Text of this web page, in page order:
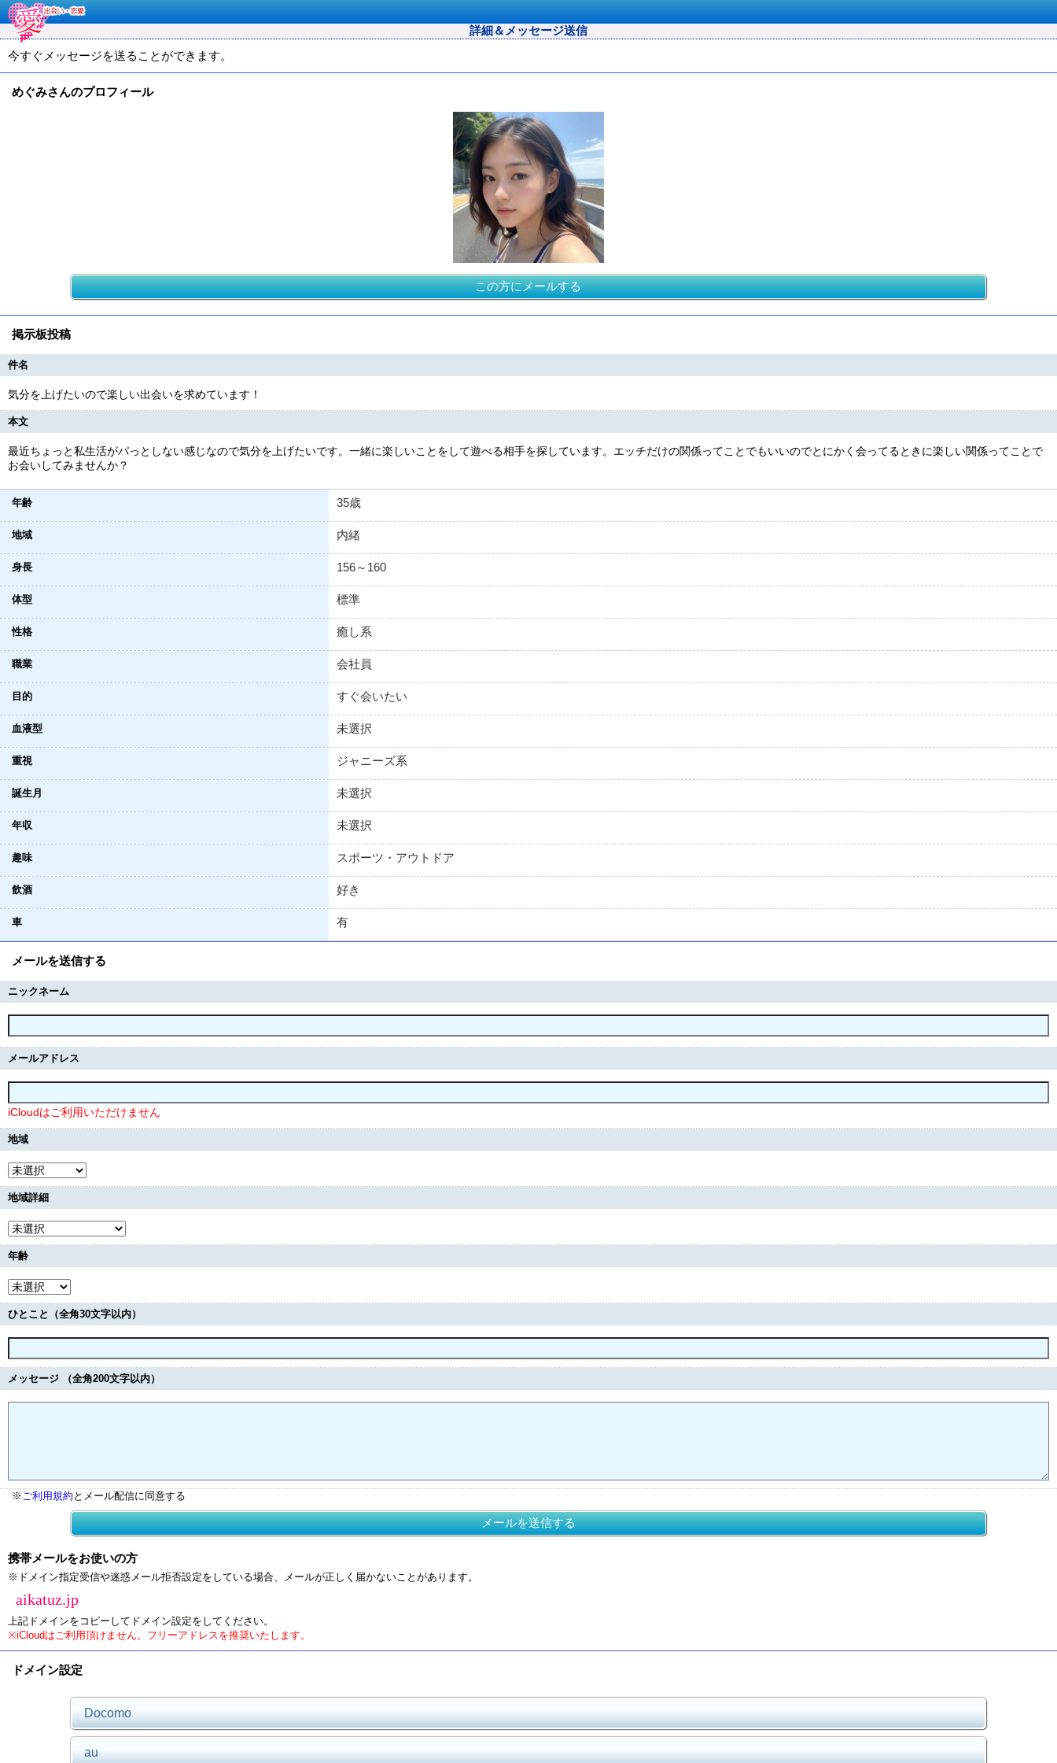
詳細＆メッセージ送信
今すぐメッセージを送ることができます。
めぐみさんのプロフィール
この方にメールする
掲示板投稿
件名
気分を上げたいので楽しい出会いを求めています！
本文
最近ちょっと私生活がパっとしない感じなので気分を上げたいです。一緒に楽しいことをして遊べる相手を探しています。エッチだけの関係ってことでもいいのでとにかく会ってるときに楽しい関係ってことで
お会いしてみませんか？
年齢 35歳
地域 内緒
身長 156～160
体型 標準
性格 癒し系
職業 会社員
目的 すぐ会いたい
血液型 未選択
重視 ジャニーズ系
誕生月 未選択
年収 未選択
趣味 スポーツ・アウトドア
飲酒 好き
車 有
メールを送信する
ニックネーム
メールアドレス
iCloudはご利用いただけません
地域
地域詳細
年齢
ひとこと（全角30文字以内）
メッセージ （全角200文字以内）
※ ご利用規約 とメール配信に同意する
メールを送信する
携帯メールをお使いの方
※ドメイン指定受信や迷惑メール拒否設定をしている場合、メールが正しく届かないことがあります。
aikatuz.jp
上記ドメインをコピーしてドメイン設定をしてください。
※iCloudはご利用頂けません。フリーアドレスを推奨いたします。
ドメイン設定
Docomo
au